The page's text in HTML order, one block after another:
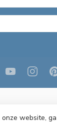
website,